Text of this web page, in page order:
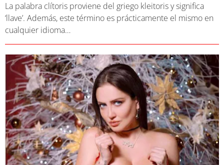
La palabra clítoris proviene del griego kleitoris y significa
‘llave’. Además, este término es prácticamente el mismo en
cualquier idioma…